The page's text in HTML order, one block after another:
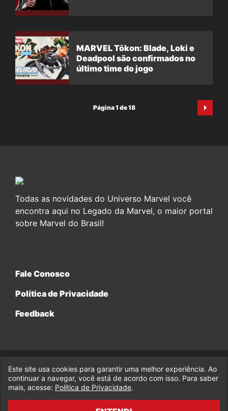
MARVEL Tōkon: Blade, Loki e
Deadpool são confirmados no
último time do jogo
Página 1 de 18
Todas as novidades do Universo Marvel você
encontra aqui no Legado da Marvel, o maior portal
sobre Marvel do Brasil!
Fale Conosco
Política de Privacidade
Feedback
© 2017-2026 Legado da Marvel, uma empresa da Legado
Enterprises.
fabiolobo
Este site usa cookies para garantir uma melhor experiência. Ao
continuar a navegar, você está de acordo com isso. Para saber
mais, acesse: Política de Privacidade.